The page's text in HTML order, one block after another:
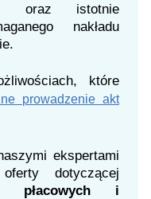
oraz istotnie
nakładu
które
prowadzenie akt
ekspertami
dotyczącej
płacowych i